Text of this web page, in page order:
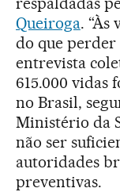
Queiroga. “Às
do que
entrevista
615.000 vidas
no Brasil,
Ministério da
não ser
autoridades
preventivas.